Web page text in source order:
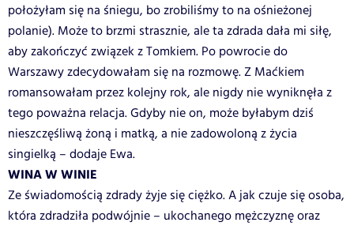
położyłam się na śniegu, bo zrobiliśmy to na ośnieżonej
polanie). Może to brzmi strasznie, ale ta zdrada dała mi siłę,
aby zakończyć związek z Tomkiem. Po powrocie do
Warszawy zdecydowałam się na rozmowę. Z Maćkiem
romansowałam przez kolejny rok, ale nigdy nie wyniknęła z
tego poważna relacja. Gdyby nie on, może byłabym dziś
nieszczęśliwą żoną i matką, a nie zadowoloną z życia
singielką – dodaje Ewa.
WINA W WINIE
Ze świadomością zdrady żyje się ciężko. A jak czuje się osoba,
która zdradziła podwójnie – ukochanego mężczyznę oraz